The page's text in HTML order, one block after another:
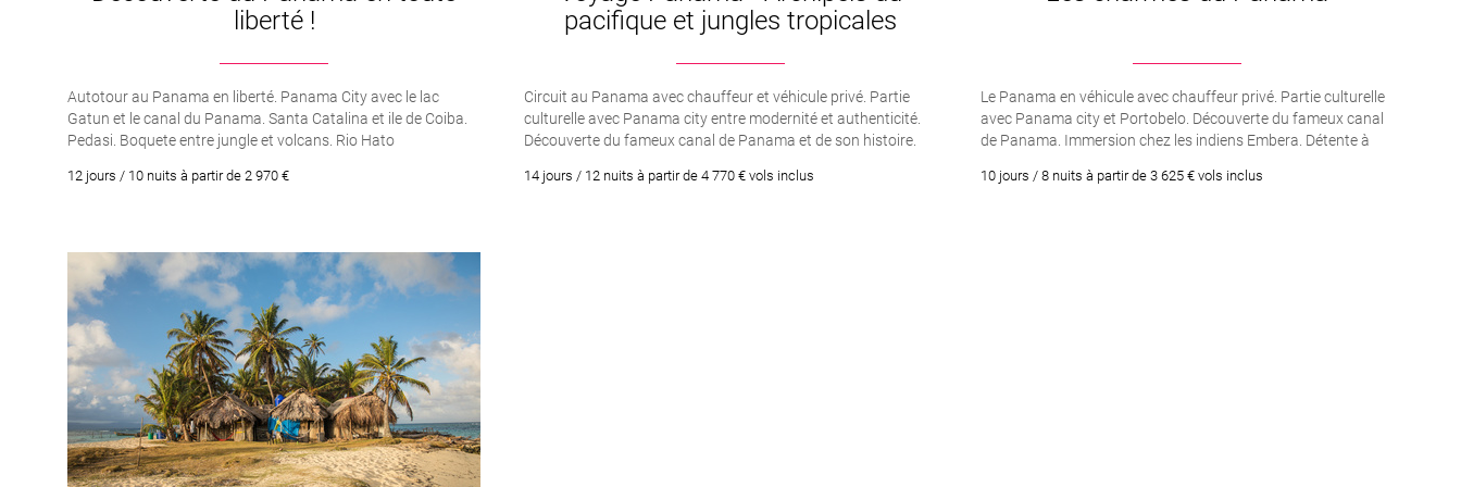
liberté !
Autotour au Panama en liberté. Panama City avec le lac
Gatun et le canal du Panama. Santa Catalina et ile de Coiba.
Pedasi. Boquete entre jungle et volcans. Rio Hato
12 jours / 10 nuits à partir de 2 970 €
pacifique et jungles tropicales
Circuit au Panama avec chauffeur et véhicule privé. Partie
culturelle avec Panama city entre modernité et authenticité.
Découverte du fameux canal de Panama et de son histoire.
entourant les volcans, nuit insolite en jungle boat
14 jours / 12 nuits à partir de 4 770 € vols inclus
Le Panama en véhicule avec chauffeur privé. Partie culturelle
avec Panama city et Portobelo. Découverte du fameux canal
de Panama. Immersion chez les indiens Embera. Détente à
10 jours / 8 nuits à partir de 3 625 € vols inclus